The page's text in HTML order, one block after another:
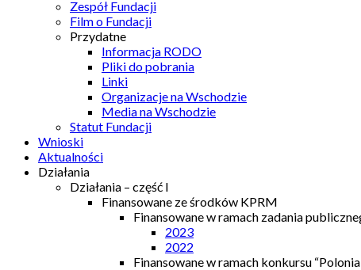
Zespół Fundacji
Film o Fundacji
Przydatne
Informacja RODO
Pliki do pobrania
Linki
Organizacje na Wschodzie
Media na Wschodzie
Statut Fundacji
Wnioski
Aktualności
Działania
Działania – część I
Finansowane ze środków KPRM
Finansowane w ramach zadania
2023
2022
Finansowane w ramach konkursu